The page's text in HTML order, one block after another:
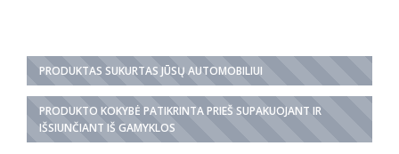
PRODUKTAS SUKURTAS JŪSŲ AUTOMOBILIUI
PRODUKTO KOKYBĖ PATIKRINTA PRIEŠ SUPAKUOJANT IR
IŠSIUNČIANT IŠ GAMYKLOS